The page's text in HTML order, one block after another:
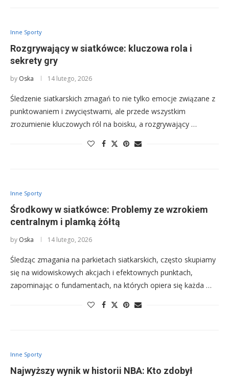
Inne Sporty
Rozgrywający w siatkówce: kluczowa rola i
sekrety gry
by Oska 14 lutego, 2026
Śledzenie siatkarskich zmagań to nie tylko emocje związane z
punktowaniem i zwycięstwami, ale przede wszystkim
zrozumienie kluczowych ról na boisku, a rozgrywający …
Inne Sporty
Środkowy w siatkówce: Problemy ze wzrokiem
centralnym i plamką żółtą
by Oska 14 lutego, 2026
Śledząc zmagania na parkietach siatkarskich, często skupiamy
się na widowiskowych akcjach i efektownych punktach,
zapominając o fundamentach, na których opiera się każda …
Inne Sporty
Najwyższy wynik w historii NBA: Kto zdobył